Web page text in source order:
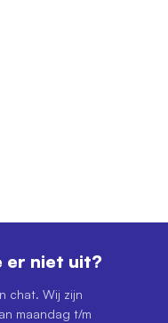
er niet uit?
chat. Wij zijn
maandag t/m